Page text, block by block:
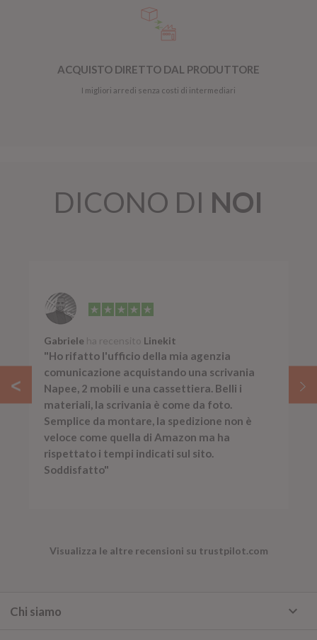
ACQUISTO DIRETTO DAL PRODUTTORE
I migliori arredi senza costi di intermediari
DICONO DI NOI
Gabriele ha recensito Linekit
"Ho rifatto l'ufficio della mia agenzia
comunicazione acquistando una scrivania
Napee, 2 mobili e una cassettiera. Belli i
materiali, la scrivania è come da foto.
Semplice da montare, la spedizione non è
veloce come quella di Amazon ma ha
rispettato i tempi indicati sul sito.
Soddisfatto"
Visualizza le altre recensioni su trustpilot.com
Chi siamo keyboard_arrow_down